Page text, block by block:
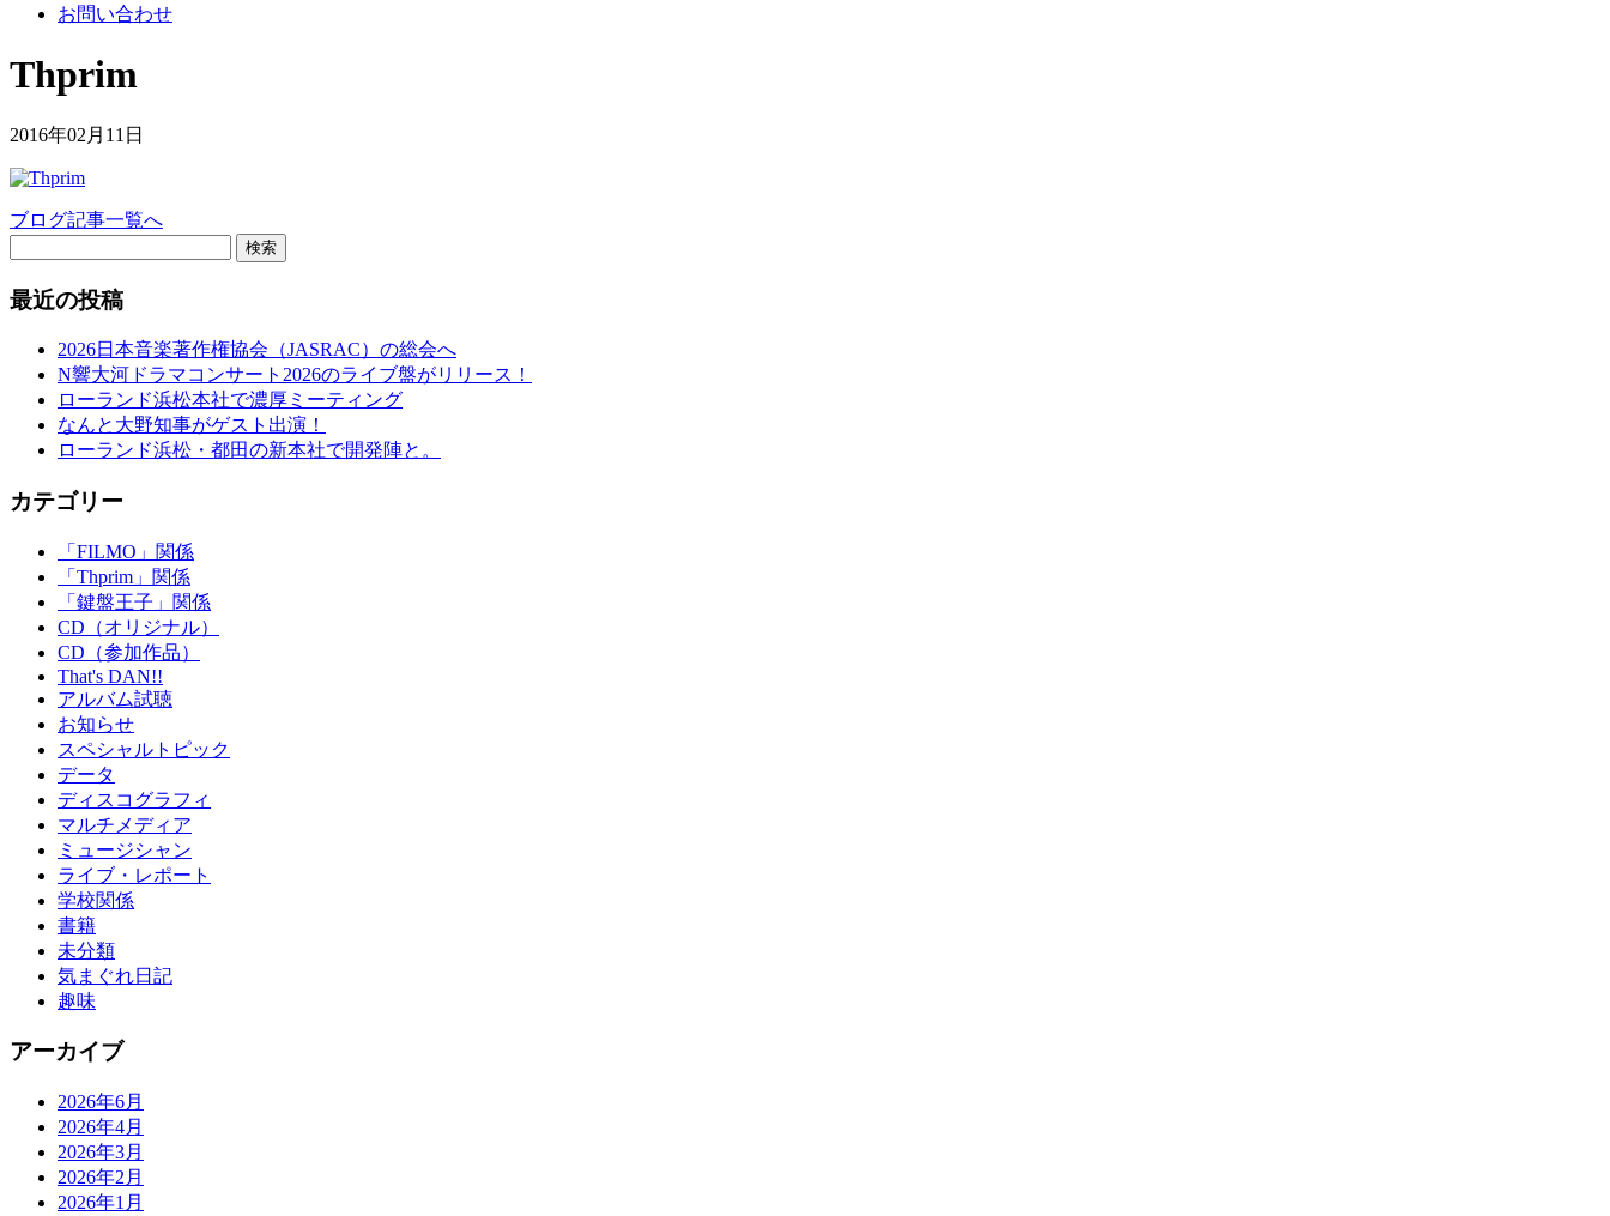
お問い合わせ
Thprim
2016年02月11日
ブログ記事一覧へ
検索
最近の投稿
2026日本音楽著作権協会（JASRAC）の総会へ
N響大河ドラマコンサート2026のライブ盤がリリース！
ローランド浜松本社で濃厚ミーティング
なんと大野知事がゲスト出演！
ローランド浜松・都田の新本社で開発陣と。
カテゴリー
「FILMO」関係
「Thprim」関係
「鍵盤王子」関係
CD（オリジナル）
CD（参加作品）
That's DAN!!
アルバム試聴
お知らせ
スペシャルトピック
データ
ディスコグラフィ
マルチメディア
ミュージシャン
ライブ・レポート
学校関係
書籍
未分類
気まぐれ日記
趣味
アーカイブ
2026年6月
2026年4月
2026年3月
2026年2月
2026年1月